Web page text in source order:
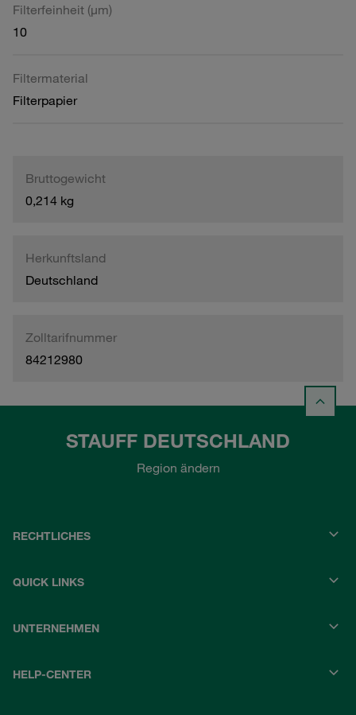
Filterfeinheit (µm)
10
Filtermaterial
Filterpapier
Bruttogewicht
0,214 kg
Herkunftsland
Deutschland
Zolltarifnummer
84212980
STAUFF DEUTSCHLAND
Region ändern
RECHTLICHES
QUICK LINKS
UNTERNEHMEN
HELP-CENTER